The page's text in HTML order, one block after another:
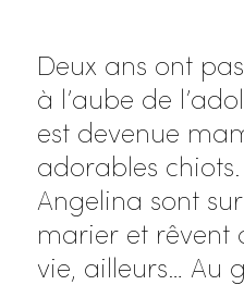
Deux ans ont
à l’aube de
est devenue
adorables
Angelina sont
marier et rêvent
vie, ailleurs… Au